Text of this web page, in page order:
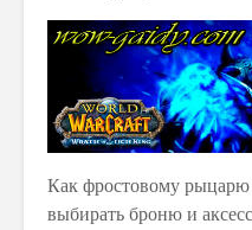
Как фростовому рыцарю
выбирать броню и